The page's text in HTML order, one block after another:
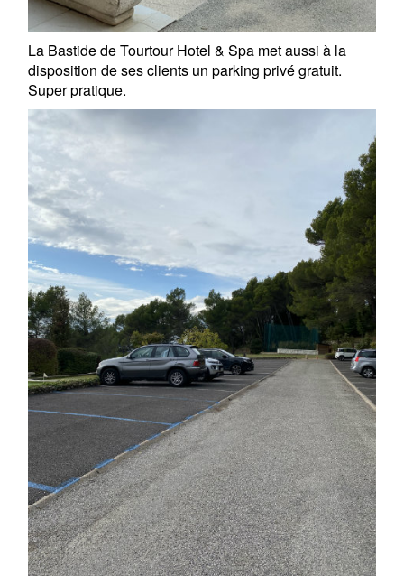
La Bastide de Tourtour Hotel & Spa met aussi à la
disposition de ses clients un parking privé gratuit.
Super pratique.